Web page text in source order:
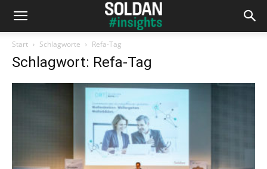
Start Schlagworte Refa-Tag
Schlagwort: Refa-Tag